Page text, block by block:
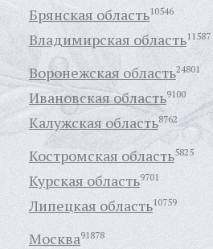
Брянская область10546
Владимирская область11587
Воронежская область24801
Ивановская область9100
Калужская область8762
Костромская область5825
Курская область9701
Липецкая область10759
Москва91878